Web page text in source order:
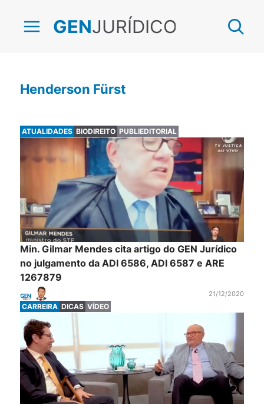
GENJURÍDICO
Henderson Fürst
ATUALIDADES BIODIREITO PUBLIEDITORIAL
Min. Gilmar Mendes cita artigo do GEN Jurídico
no julgamento da ADI 6586, ADI 6587 e ARE
1267879
21/12/2020
CARREIRA DICAS VÍDEO